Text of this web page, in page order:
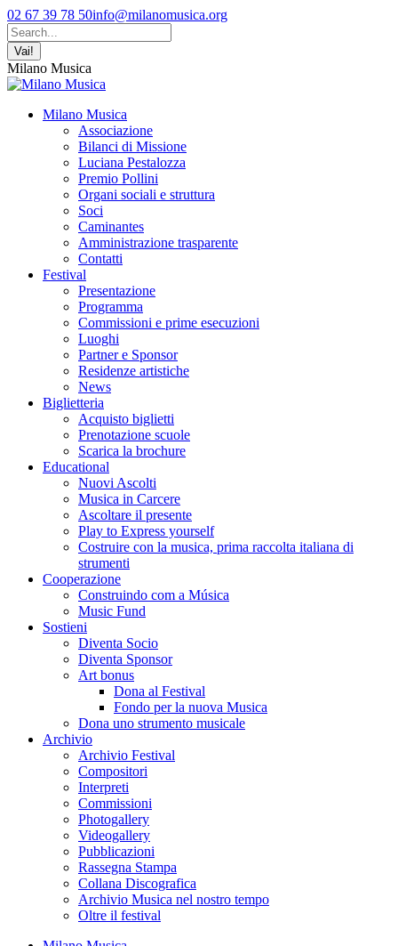
Vai
ai
contenuti
Facebook
page
opens
in
new
window
YouTube
page
opens
in
new
window
Instagram
page
opens
in
new
window
02 67 39 78 50info@milanomusica.org
Cerca:
Milano Musica
Milano Musica
Associazione
Bilanci di Missione
Luciana Pestalozza
Premio Pollini
Organi sociali e struttura
Soci
Caminantes
Amministrazione trasparente
Contatti
Festival
Presentazione
Programma
Commissioni e prime esecuzioni
Luoghi
Partner e Sponsor
Residenze artistiche
News
Biglietteria
Acquisto biglietti
Prenotazione scuole
Scarica la brochure
Educational
Nuovi Ascolti
Musica in Carcere
Ascoltare il presente
Play to Express yourself
Costruire con la musica, prima raccolta italiana di
strumenti
Cooperazione
Construindo com a Música
Music Fund
Sostieni
Diventa Socio
Diventa Sponsor
Art bonus
Dona al Festival
Fondo per la nuova Musica
Dona uno strumento musicale
Archivio
Archivio Festival
Compositori
Interpreti
Commissioni
Photogallery
Videogallery
Pubblicazioni
Rassegna Stampa
Collana Discografica
Archivio Musica nel nostro tempo
Oltre il festival